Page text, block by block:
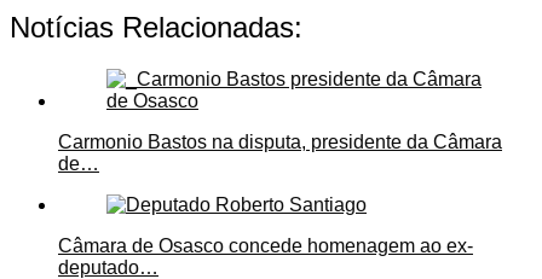
Notícias Relacionadas:
Carmonio Bastos na disputa, presidente da Câmara
de…
Câmara de Osasco concede homenagem ao ex-
deputado…